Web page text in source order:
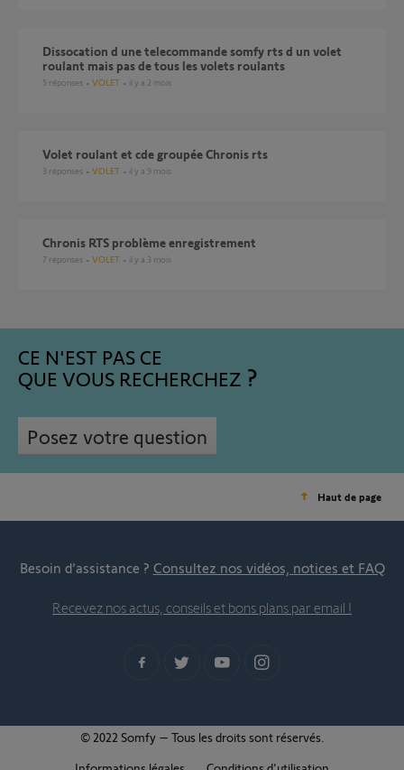
dissocation d une telecommande somfy rts d un volet
roulant mais pas de tous les volets roulants
5 réponses VOLET il y a 2 mois
Volet roulant et cde groupée Chronis rts
3 réponses VOLET il y a 9 mois
Chronis RTS problème enregistrement
7 réponses VOLET il y a 3 mois
CE N'EST PAS CE
QUE VOUS RECHERCHEZ
Posez votre question
Haut de page
Besoin d’assistance ? Consultez nos vidéos, notices et FAQ
Recevez nos actus, conseils et bons plans par email !
© 2022 Somfy – Tous les droits sont réservés.